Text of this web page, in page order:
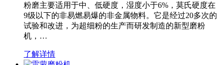
粉磨主要适用于中、低硬度，湿度小于6%，莫氏硬度在
9级以下的非易燃易爆的非金属物料。它是经过20多次的
试验和改进，为超细粉的生产而研发制造的新型磨粉
机，…
了解详情